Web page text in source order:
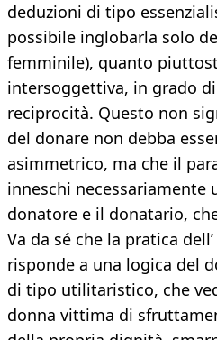
deduzioni di tipo
possibile inglobarla solo
femminile), quanto
intersoggettiva, in grado
reciprocità. Questo non
del donare non debba
asimmetrico, ma che il
inneschi necessariamente
donatore e il donatario,
Va da sé che la pratica
risponde a una logica del
di tipo utilitaristico, che
donna vittima di